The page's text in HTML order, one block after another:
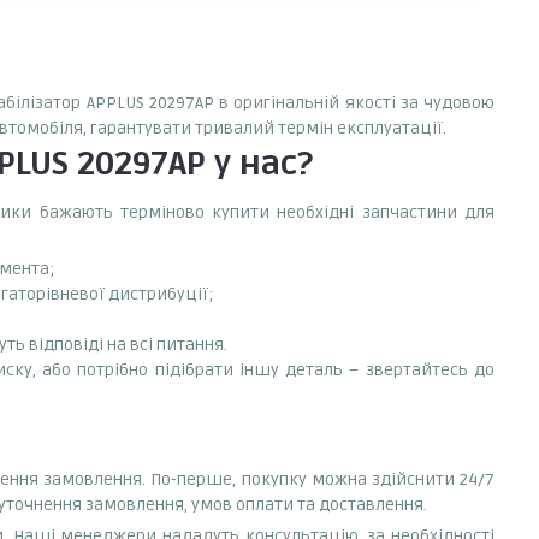
APPLUS 20297AP в оригінальній якості за чудовою
гарантувати тривалий термін експлуатації.
20297AP у нас?
бажають терміново купити необхідні запчастини для
дистрибуції;
відповіді на всі питання.
або потрібно підібрати іншу деталь – звертайтесь до
замовлення. По-перше, покупку можна здійснити 24/7
замовлення, умов оплати та доставлення.